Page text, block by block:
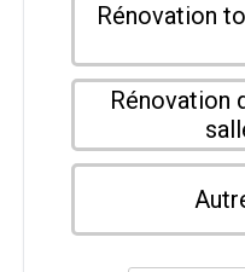
Rénovation
Rénovation